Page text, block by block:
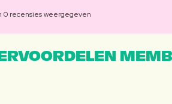
0 recensies weergegeven